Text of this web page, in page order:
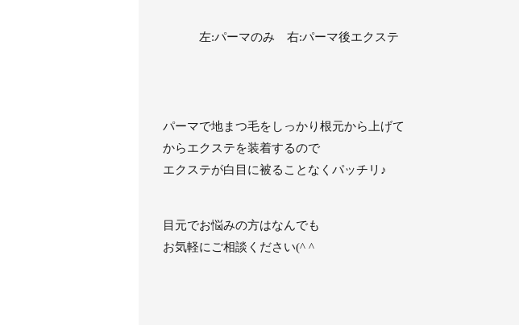
左:パーマのみ 右:パーマ後エクステ
パーマで地まつ毛をしっかり根元から上げて
からエクステを装着するので
エクステが白目に被ることなくパッチリ♪
目元でお悩みの方はなんでも
お気軽にご相談ください(^ ^